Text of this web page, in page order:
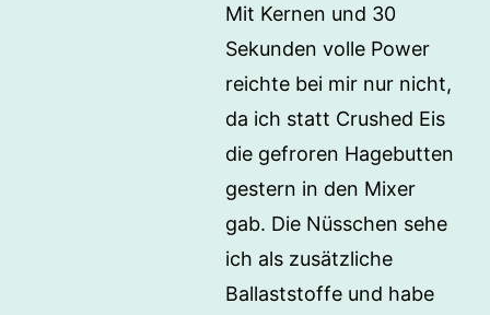
Mit Kernen und 30
Sekunden volle Power
reichte bei mir nur nicht,
da ich statt Crushed Eis
die gefroren Hagebutten
gestern in den Mixer
gab. Die Nüsschen sehe
ich als zusätzliche
Ballaststoffe und habe